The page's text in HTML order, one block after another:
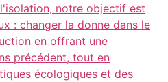
notre objectif est
: changer la donne dans le
en offrant une
précédent, tout en
écologiques et des